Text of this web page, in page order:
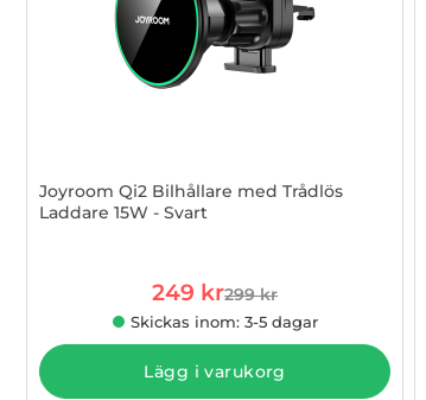
Joyroom Qi2 Bilhållare med Trådlös
Laddare 15W - Svart
rea pris
249 krtidigare pris
299 kr
Skickas inom: 3-5 dagar
Lägg i varukorg